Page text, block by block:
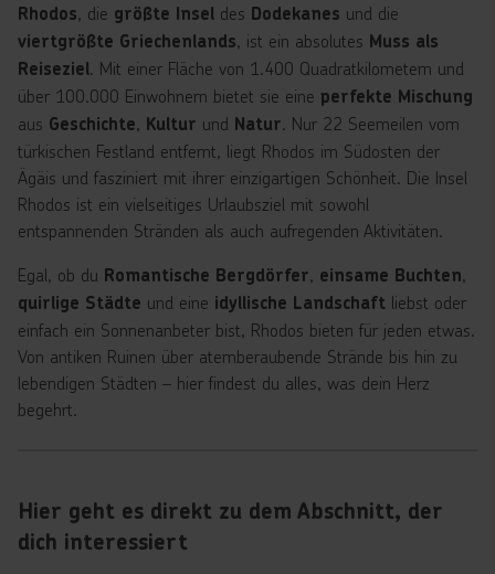
Rhodos, die größte Insel des Dodekanes und die
viertgrößte Griechenlands, ist ein absolutes Muss als
Reiseziel. Mit einer Fläche von 1.400 Quadratkilometern und
über 100.000 Einwohnern bietet sie eine perfekte Mischung
aus Geschichte, Kultur und Natur. Nur 22 Seemeilen vom
türkischen Festland entfernt, liegt Rhodos im Südosten der
Ägäis und fasziniert mit ihrer einzigartigen Schönheit. Die Insel
Rhodos ist ein vielseitiges Urlaubsziel mit sowohl
entspannenden Stränden als auch aufregenden Aktivitäten.
Egal, ob du Romantische Bergdörfer, einsame Buchten,
quirlige Städte und eine idyllische Landschaft liebst oder
einfach ein Sonnenanbeter bist, Rhodos bieten für jeden etwas.
Von antiken Ruinen über atemberaubende Strände bis hin zu
lebendigen Städten – hier findest du alles, was dein Herz
begehrt.
Hier geht es direkt zu dem Abschnitt, der
dich interessiert